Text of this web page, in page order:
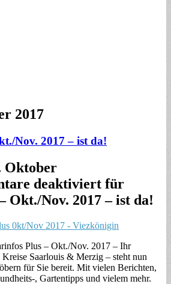
2017
Nov. 2017 – ist da!
Oktober
deaktiviert für
Okt./Nov. 2017 – ist da!
Plus – Okt./Nov. 2017 – Ihr
Saarlouis & Merzig – steht nun
für Sie bereit. Mit vielen Berichten,
, Gartentipps und vielem mehr.